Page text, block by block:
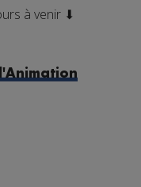
à venir ⬇